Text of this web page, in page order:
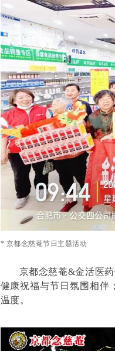
* 京都念慈菴节日主题活动
京都念慈菴&金活医
健康祝福与节日氛围相伴
温度。